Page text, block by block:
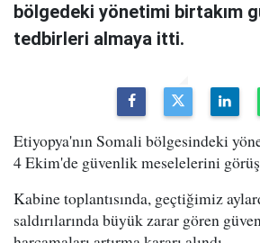
bölgedeki yönetimi birtakım
tedbirleri almaya itti.
Etiyopya'nın Somali bölgesindeki
4 Ekim'de güvenlik meselelerini
Kabine toplantısında, geçtiğimiz
saldırılarında büyük zarar gören